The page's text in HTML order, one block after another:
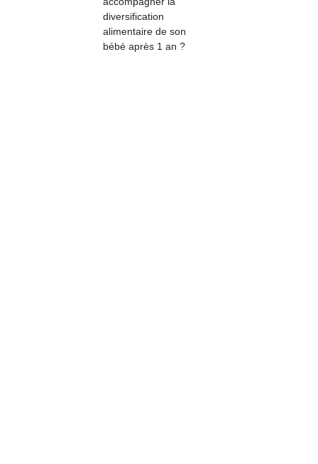
diversification
alimentaire de son
bébé après 1 an ?